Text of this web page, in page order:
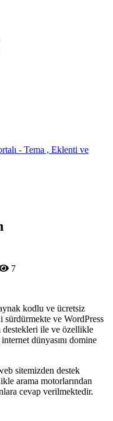
7
kodlu ve ücretsiz
sürdürmekte ve WordPress
destekleri ile ve özellikle
dünyasını domine
sitemizden destek
arama motorlarından
cevap verilmektedir.